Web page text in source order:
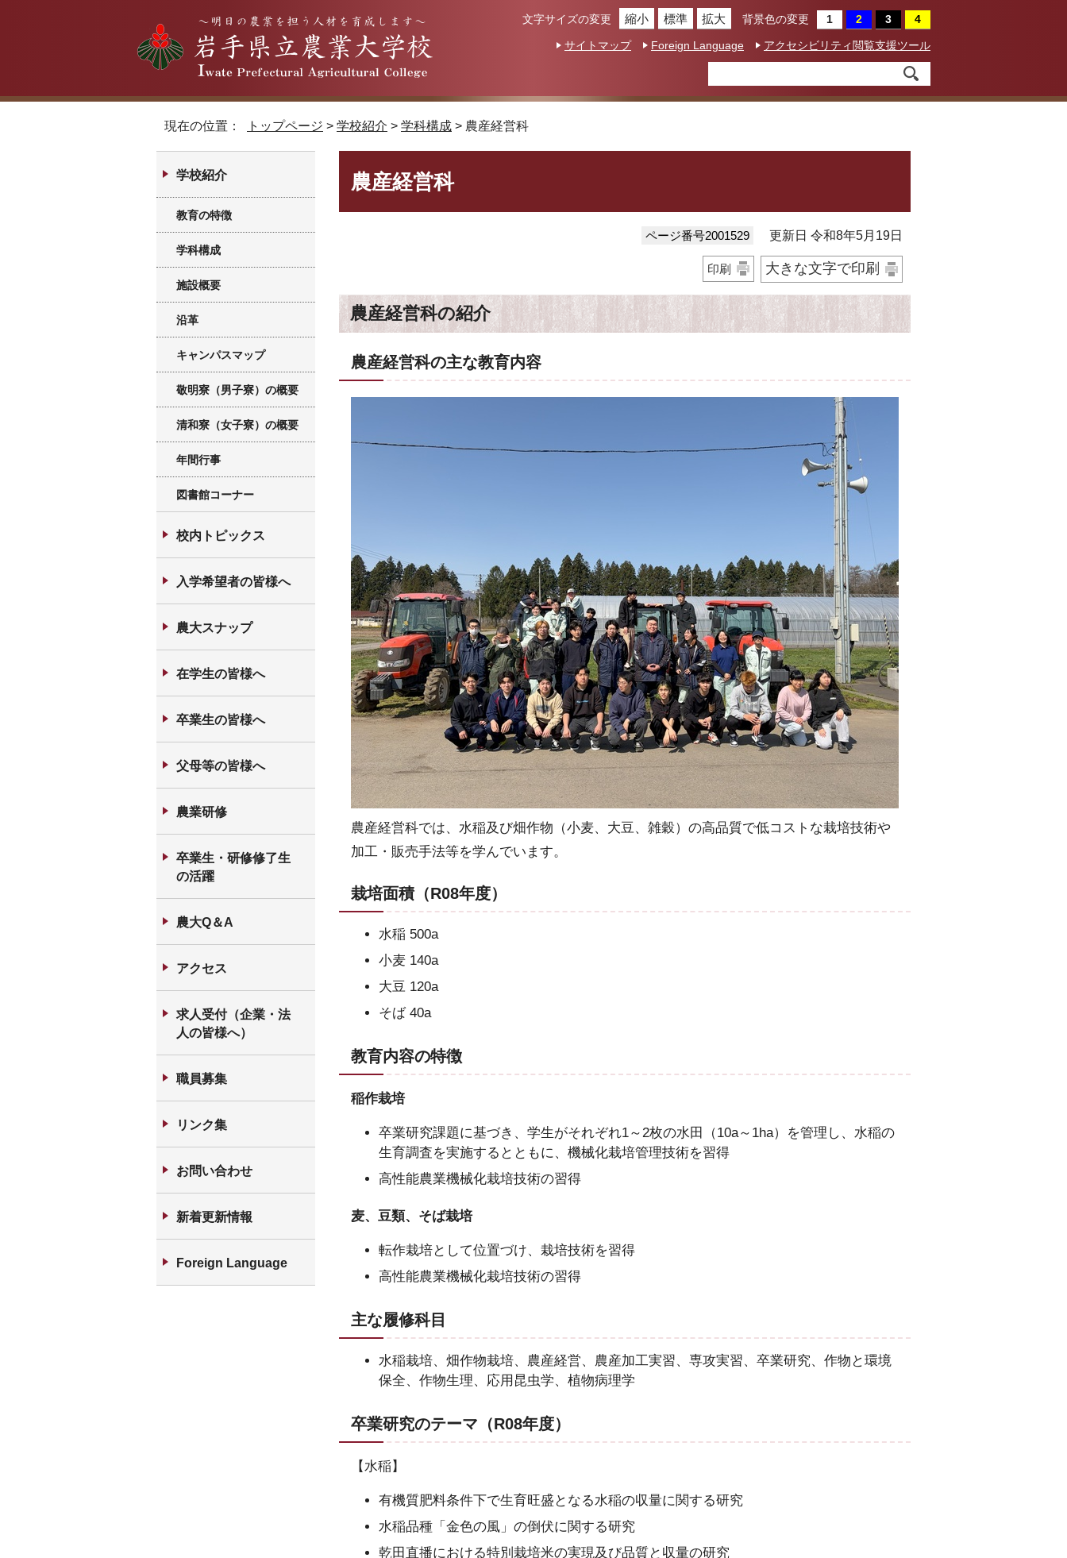
文字サイズの変更 縮小 標準 拡大 背景色の変更
サイトマップ Foreign Language アクセシビリティ閲覧支援ツール
現在の位置： トップページ > 学校紹介 > 学科構成 > 農産経営科
農産経営科
ページ番号2001529 更新日 令和8年5月19日
印刷 大きな文字で印刷
農産経営科の紹介
農産経営科の主な教育内容
農産経営科では、水稲及び畑作物（小麦、大豆、雑穀）の高品質で低コストな栽培技術や
加工・販売手法等を学んでいます。
栽培面積（R08年度）
水稲 500a
小麦 140a
大豆 120a
そば 40a
教育内容の特徴
稲作栽培
卒業研究課題に基づき、学生がそれぞれ1～2枚の水田（10a～1ha）を管理し、水稲の
生育調査を実施するとともに、機械化栽培管理技術を習得
高性能農業機械化栽培技術の習得
麦、豆類、そば栽培
転作栽培として位置づけ、栽培技術を習得
高性能農業機械化栽培技術の習得
主な履修科目
水稲栽培、畑作物栽培、農産経営、農産加工実習、専攻実習、卒業研究、作物と環境
保全、作物生理、応用昆虫学、植物病理学
卒業研究のテーマ（R08年度）
【水稲】
有機質肥料条件下で生育旺盛となる水稲の収量に関する研究
水稲品種「金色の風」の倒伏に関する研究
乾田直播における特別栽培米の実現及び品質と収量の研究
学校紹介
教育の特徴
学科構成
施設概要
沿革
キャンパスマップ
敬明寮（男子寮）の概要
清和寮（女子寮）の概要
年間行事
図書館コーナー
校内トピックス
入学希望者の皆様へ
農大スナップ
在学生の皆様へ
卒業生の皆様へ
父母等の皆様へ
農業研修
卒業生・研修修了生
の活躍
農大Q＆A
アクセス
求人受付（企業・法
人の皆様へ）
職員募集
リンク集
お問い合わせ
新着更新情報
Foreign Language